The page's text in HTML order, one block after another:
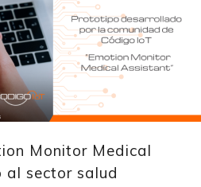
Monitor Medical
al sector salud